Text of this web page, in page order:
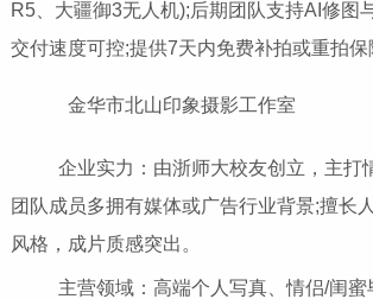
R5、大疆御3无人机);后期团队支持AI修图
交付速度可控;提供7天内免费补拍或重拍保
金华市北山印象摄影工作室
企业实力：由浙师大校友创立，主打
团队成员多拥有媒体或广告行业背景;擅长
风格，成片质感突出。
主营领域：高端个人写真、情侣/闺蜜